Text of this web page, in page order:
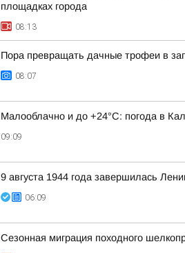
площадках города
08:13
Пора превращать дачные трофеи в
08:07
Малооблачно и до +24°С: погода в
09:09
9 августа 1944 года завершилась
06:09
Сезонная миграция походного